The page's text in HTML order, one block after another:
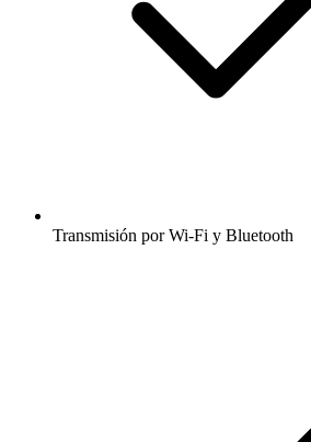
Transmisión por Wi-Fi y Bluetooth